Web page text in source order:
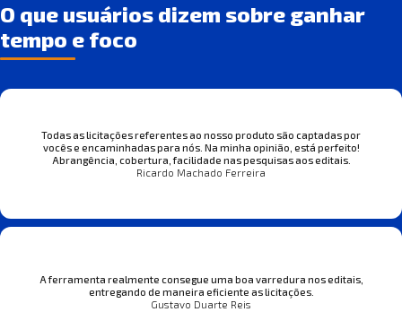
O que usuários dizem sobre ganhar
tempo e foco
Todas as licitações referentes ao nosso produto são captadas por
vocês e encaminhadas para nós. Na minha opinião, está perfeito!
Abrangência, cobertura, facilidade nas pesquisas aos editais.
Ricardo Machado Ferreira
A ferramenta realmente consegue uma boa varredura nos editais,
entregando de maneira eficiente as licitações.
Gustavo Duarte Reis